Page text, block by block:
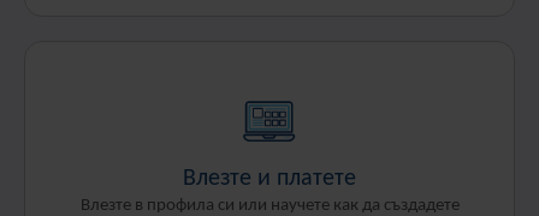
Влезте и платете
Влезте в профила си или научете как да създадете